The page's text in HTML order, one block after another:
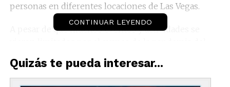
personas en diferentes locaciones de Las Vegas.
A pesar de que muchos eventos y actividades se
más de 32 millones de personas, 19 millones más
que lo reportado en 2020. Por otra parte, en 2019,
CONTINUAR LEYENDO
Quizás te pueda interesar...